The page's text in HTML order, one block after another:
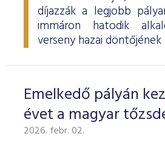
díjazzák a legjobb
immáron hatodik
verseny hazai
Emelkedő pályán
évet a magyar
2026. febr. 02.